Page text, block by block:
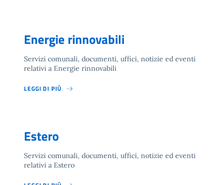
Energie rinnovabili
Servizi comunali, documenti, uffici, notizie ed eventi
relativi a Energie rinnovabili
LEGGI DI PIÙ
Estero
Servizi comunali, documenti, uffici, notizie ed eventi
relativi a Estero